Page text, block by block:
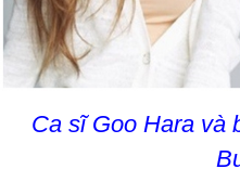
Ca sĩ Goo Hara và